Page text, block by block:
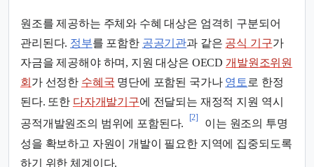
원조를 제공하는 주체와 수혜 대상은 엄격히 구분되어
관리된다. 정부를 포함한 공공기관과 같은 공식 기구가
자금을 제공해야 하며, 지원 대상은 OECD 개발원조위원
회 가 선정한 수혜국 명단에 포함된 국가나 영토 로 한정
된다. 또한 다자개발기구에 전달되는 재정적 지원 역시
공적개발원조의 범위에 포함된다.
[2]
이는 원조의 투명
성을 확보하고 자원이 개발이 필요한 지역에 집중되도록
하기 위한 체계이다.